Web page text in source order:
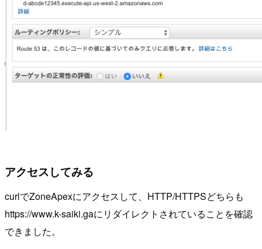
アクセスしてみる
curlでZoneApexにアクセスして、HTTP/HTTPSどちらも
https://www.k-saiki.gaにリダイレクトされていることを確認
できました。